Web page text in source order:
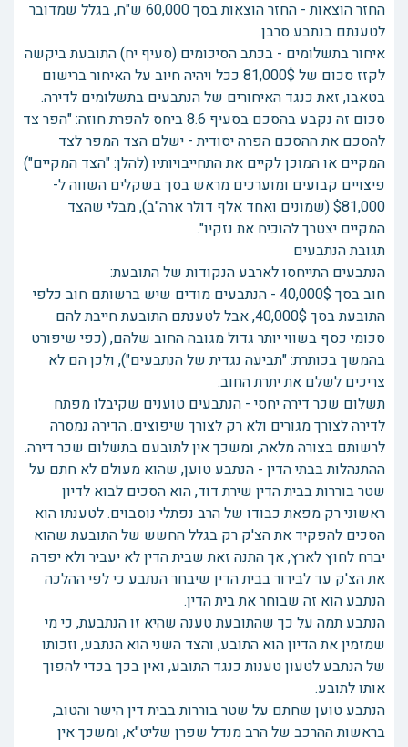
החזר הוצאות - החזר הוצאות בסך 60,000 ש"ח, בגלל שמדובר
לטענתם בנתבע סרבן.
איחור בתשלומים - בכתב הסיכומים (סעיף יח) התובעת ביקשה
לקזז סכום של 81,000$ ככל ויהיה חיוב על האיחור ברישום
בטאבו, זאת כנגד האיחורים של הנתבעים בתשלומים לדירה.
סכום זה נקבע בהסכם בסעיף 8.6 ביחס להפרת חוזה: "הפר צד
להסכם את ההסכם הפרה יסודית - ישלם הצד המפר לצד
המקיים או המוכן לקיים את התחייבויותיו (להלן: "הצד המקיים")
פיצויים קבועים ומוערכים מראש בסך בשקלים השווה ל-
$81,000 (שמונים ואחד אלף דולר ארה"ב), מבלי שהצד
המקיים יצטרך להוכיח את נזקיו".
תגובת הנתבעים
הנתבעים התייחסו לארבע הנקודות של התובעת:
חוב בסך 40,000$ - הנתבעים מודים שיש ברשותם חוב כלפי
התובעת בסך 40,000$, אבל לטענתם התובעת חייבת להם
סכומי כסף בשווי יותר גדול מגובה החוב שלהם, (כפי שיפורט
בהמשך בכותרת: "תביעה נגדית של הנתבעים"), ולכן הם לא
צריכים לשלם את יתרת החוב.
תשלום שכר דירה יחסי - הנתבעים טוענים שקיבלו מפתח
לדירה לצורך מגורים ולא רק לצורך שיפוצים. הדירה נמסרה
לרשותם בצורה מלאה, ומשכך אין לתובעם בתשלום שכר דירה.
ההתנהלות בבתי הדין - הנתבע טוען, שהוא מעולם לא חתם על
שטר בוררות בבית הדין שירת דוד, הוא הסכים לבוא לדיון
ראשוני רק מפאת כבודו של הרב נפתלי נוסבוים. לטענתו הוא
הסכים להפקיד את הצ'ק רק בגלל החשש של התובעת שהוא
יברח לחוץ לארץ, אך התנה זאת שבית הדין לא יעביר ולא יפדה
את הצ'ק עד לבירור בבית הדין שיבחר הנתבע כי לפי ההלכה
הנתבע הוא זה שבוחר את בית הדין.
הנתבע תמה על כך שהתובעת טענה שהיא זו הנתבעת, כי מי
שמזמין את הדיון הוא התובע, והצד השני הוא הנתבע, וזכותו
של הנתבע לטעון טענות כנגד התובע, ואין בכך בכדי להפוך
אותו לתובע.
הנתבע טוען שחתם על שטר בוררות בבית דין הישר והטוב,
בראשות ההרכב של הרב מנדל שפרן שליט"א, ומשכך אין